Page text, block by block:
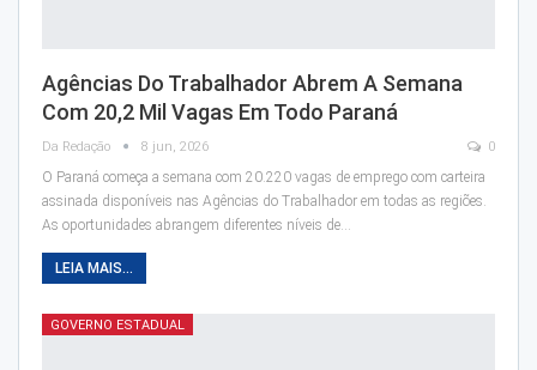
Agências Do Trabalhador Abrem A Semana
Com 20,2 Mil Vagas Em Todo Paraná
Da Redação 8 jun, 2026 0
O Paraná começa a semana com 20.220 vagas de emprego com carteira
assinada disponíveis nas Agências do Trabalhador em todas as regiões.
As oportunidades abrangem diferentes níveis de…
LEIA MAIS...
GOVERNO ESTADUAL